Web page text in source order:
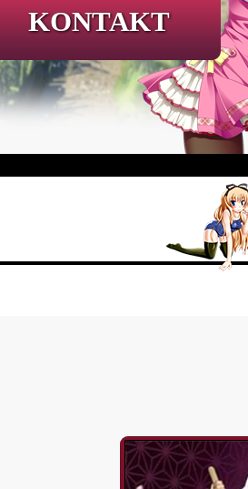
KONTAKT